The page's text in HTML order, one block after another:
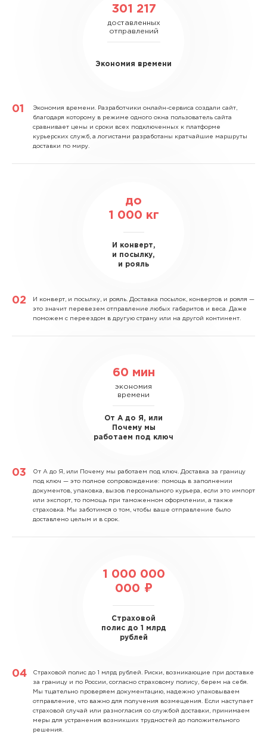
301 217
доставленных
отправлений
Экономия времени
Экономия времени. Разработчики онлайн-сервиса создали сайт,
благодаря которому в режиме одного окна пользователь сайта
сравнивает цены и сроки всех подключенных к платформе
курьерских служб, а логистами разработаны кратчайшие маршруты
доставки по миру.
до
1 000 кг
И конверт,
и посылку,
и рояль
И конверт, и посылку, и рояль. Доставка посылок, конвертов и рояля —
это значит перевезем отправление любых габаритов и веса. Даже
поможем с переездом в другую страну или на другой континент.
60 мин
экономия
времени
От А до Я, или
Почему мы
работаем под ключ
От А до Я, или Почему мы работаем под ключ. Доставка за границу
под ключ — это полное сопровождение: помощь в заполнении
документов, упаковка, вызов персонального курьера, если это импорт
или экспорт, то помощь при таможенном оформлении, а также
страховка. Мы заботимся о том, чтобы ваше отправление было
доставлено целым и в срок.
1 000 000
000 ₽
Страховой
полис до 1 млрд
рублей
Страховой полис до 1 млрд рублей. Риски, возникающие при доставке
за границу и по России, согласно страховому полису, берем на себя.
Мы тщательно проверяем документацию, надежно упаковываем
отправление, что важно для получения возмещения. Если наступает
страховой случай или разногласия со службой доставки, принимаем
меры для устранения возникших трудностей до положительного
решения.